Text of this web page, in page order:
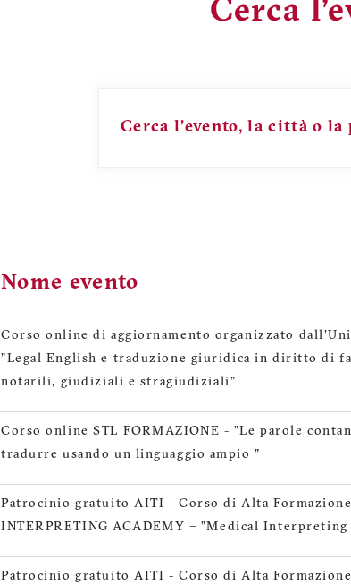
Cerca
Cerca l’evento, la città o
Nome evento
Corso online di aggiornamento organizzato
"Legal English e traduzione giuridica in diritto di
notarili, giudiziali e stragiudiziali"
Corso online STL FORMAZIONE - "Le parole
tradurre usando un linguaggio ampio "
Patrocinio gratuito AITI - Corso di Alta
INTERPRETING ACADEMY – "Medical
Patrocinio gratuito AITI - Corso di Alta